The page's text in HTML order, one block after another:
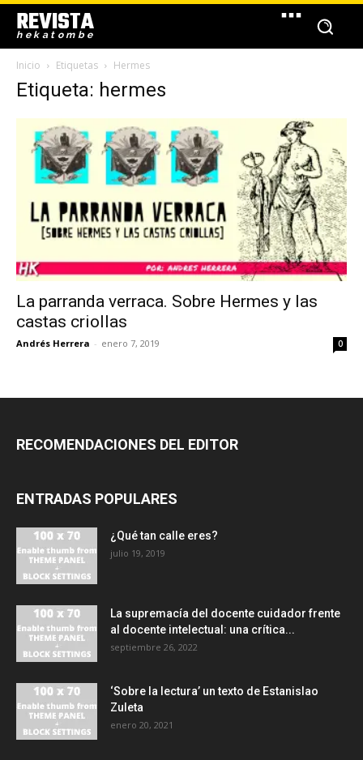
REVISTA
hekatombe
Inicio Etiquetas Hermes
Etiqueta: hermes
La parranda verraca. Sobre Hermes y las
castas criollas
Andrés Herrera - enero 7, 2019 0
RECOMENDACIONES DEL EDITOR
ENTRADAS POPULARES
¿Qué tan calle eres?
julio 19, 2019
La supremacía del docente cuidador frente
al docente intelectual: una crítica...
septiembre 26, 2022
‘Sobre la lectura’ un texto de Estanislao
Zuleta
enero 20, 2021